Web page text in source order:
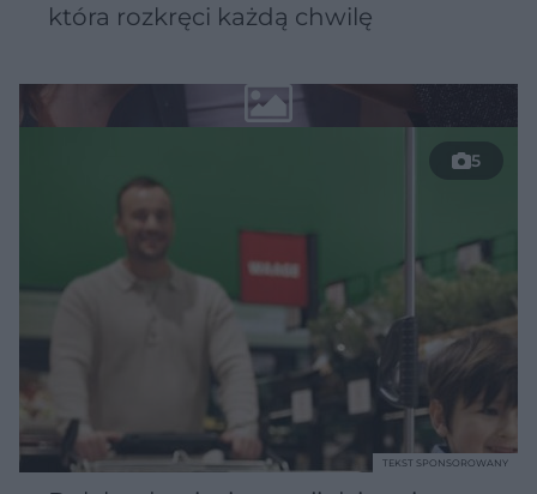
która rozkręci każdą chwilę
5
TEKST SPONSOROWANY